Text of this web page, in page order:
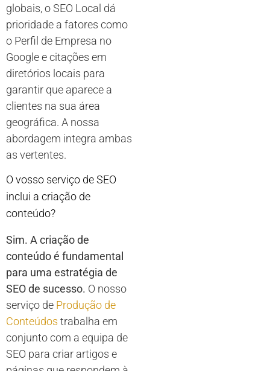
globais, o SEO Local dá
prioridade a fatores como
o Perfil de Empresa no
Google e citações em
diretórios locais para
garantir que aparece a
clientes na sua área
geográfica. A nossa
abordagem integra ambas
as vertentes.
O vosso serviço de SEO
inclui a criação de
conteúdo?
Sim. A criação de
conteúdo é fundamental
para uma estratégia de
SEO de sucesso. O nosso
serviço de Produção de
Conteúdos trabalha em
conjunto com a equipa de
SEO para criar artigos e